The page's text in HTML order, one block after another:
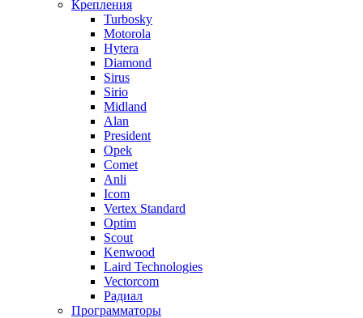
Крепления
Turbosky
Motorola
Hytera
Diamond
Sirus
Sirio
Midland
Alan
President
Opek
Comet
Anli
Icom
Vertex Standard
Optim
Scout
Kenwood
Laird Technologies
Vectorcom
Радиал
Программаторы